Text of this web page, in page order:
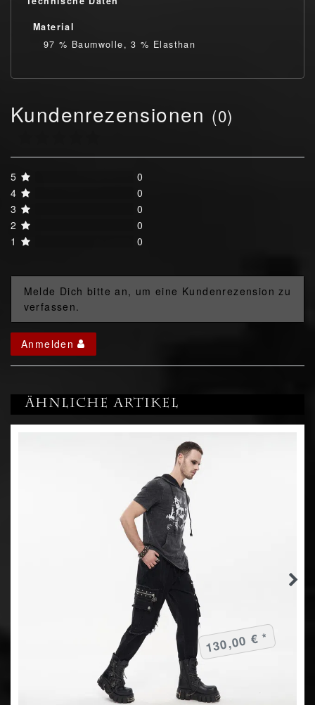
Material
97 % Baumwolle, 3 % Elasthan
Kundenrezensionen (0)
5
0
4
0
3
0
2
0
1
0
Melde Dich bitte an, um eine Kundenrezension zu
verfassen.
Anmelden
Ähnliche Artikel
130,00 € *